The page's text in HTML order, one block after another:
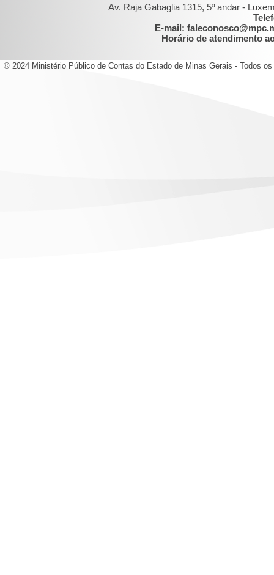
Av. Raja Gabaglia 1315, 5º andar -
E-mail:
Horário de atendimento
© 2024 Ministério Público de Contas do Estado de Minas Gerais - Todos